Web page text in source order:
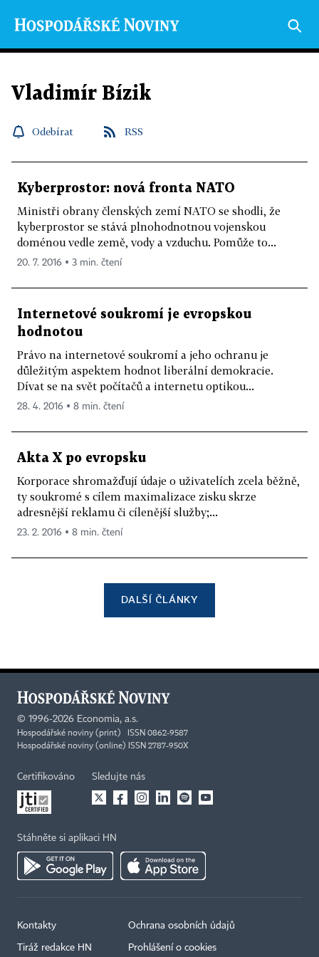
Vladimír Bízik
Odebírat RSS
Kyberprostor: nová fronta NATO
Ministři obrany členských zemí NATO se shodli, že
kyberprostor se stává plnohodnotnou vojenskou
doménou vedle země, vody a vzduchu. Pomůže to...
20. 7. 2016 ▪ 3 min. čtení
Internetové soukromí je evropskou
hodnotou
Právo na internetové soukromí a jeho ochranu je
důležitým aspektem hodnot liberální demokracie.
Dívat se na svět počítačů a internetu optikou...
28. 4. 2016 ▪ 8 min. čtení
Akta X po evropsku
Korporace shromažďují údaje o uživatelích zcela běžně,
ty soukromé s cílem maximalizace zisku skrze
adresnější reklamu či cílenější služby;...
23. 2. 2016 ▪ 8 min. čtení
DALŠÍ ČLÁNKY
© 1996-2026 Economia, a.s.
Hospodářské noviny (print) ISSN 0862-9587
Hospodářské noviny (online) ISSN 2787-950X
Certifikováno Sledujte nás
Stáhněte si aplikaci HN
Kontakty
Tiráž redakce HN
Ochrana osobních údajů
Prohlášení o cookies